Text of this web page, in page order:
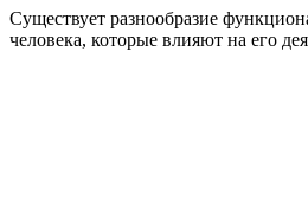
Существует разнообразие
человека, которые влияют на его